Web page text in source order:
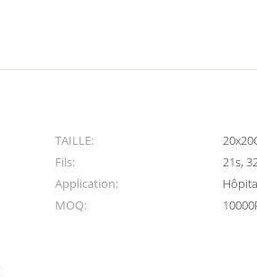
TAILLE:
Fils:
21s,
Application:
MOQ: